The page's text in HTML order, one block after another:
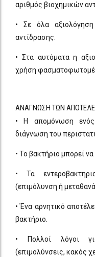
αριθμός βιοχημικών
• Σε όλα
αντίδρασης.
• Στα αυτόματα η
χρήση
ΑΝΑΓΝΩΣΗ ΤΩΝ
• Η απομόνωση ενός
διάγνωση του
• Το βακτήριο μπορεί
• Τα
(επιμόλυνση ή
• Ένα αρνητικό
βακτήριο.
• Πολλοί λόγοι
(επιμολύνσεις, κακός